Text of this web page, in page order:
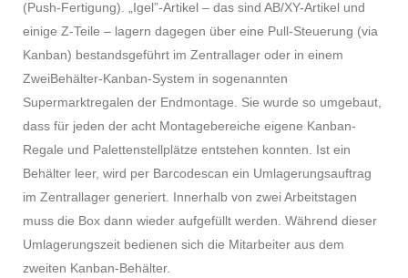
(Push-Fertigung). „Igel”-Artikel – das sind AB/XY-Artikel und
einige Z-Teile – lagern dagegen über eine Pull-Steuerung (via
Kanban) bestandsgeführt im Zentrallager oder in einem
ZweiBehälter-Kanban-System in sogenannten
Supermarktregalen der Endmontage. Sie wurde so umgebaut,
dass für jeden der acht Montagebereiche eigene Kanban-
Regale und Palettenstellplätze entstehen konnten. Ist ein
Behälter leer, wird per Barcodescan ein Umlagerungsauftrag
im Zentrallager generiert. Innerhalb von zwei Arbeitstagen
muss die Box dann wieder aufgefüllt werden. Während dieser
Umlagerungszeit bedienen sich die Mitarbeiter aus dem
zweiten Kanban-Behälter.